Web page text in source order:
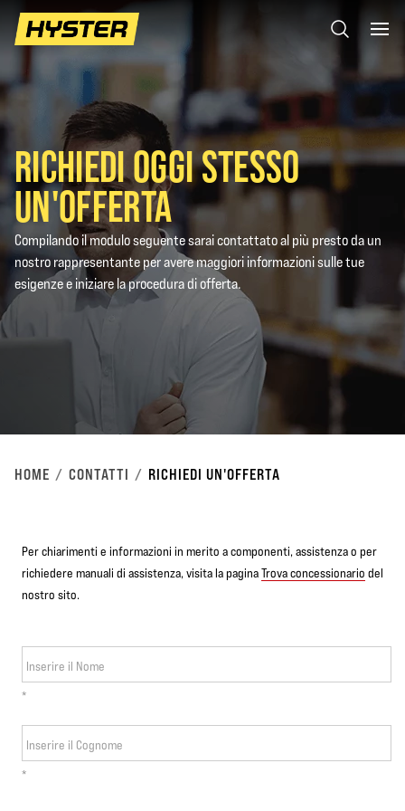
RICHIEDI OGGI STESSO
UN'OFFERTA
Compilando il modulo seguente sarai contattato al più presto da un
nostro rappresentante per avere maggiori informazioni sulle tue
esigenze e iniziare la procedura di offerta.
HOME CONTATTI RICHIEDI UN'OFFERTA
Per chiarimenti e informazioni in merito a componenti, assistenza o per
richiedere manuali di assistenza, visita la paginaTrova concessionario del
nostro sito.
Inserire il Nome
*
Inserire il Cognome
*